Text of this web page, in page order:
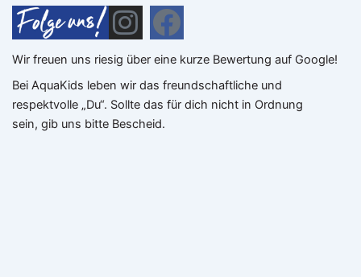
I
n
s
t
a
F
a
c
e
Wir freuen uns riesig über eine kurze Bewertung auf Google!
Bei AquaKids leben wir das freundschaftliche und
respektvolle „Du“. Sollte das für dich nicht in Ordnung
sein, gib uns bitte Bescheid.